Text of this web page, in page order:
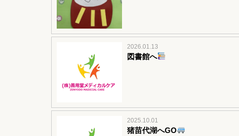
2026.01.13
図書館へ
2025.10.01
猪苗代湖へGO